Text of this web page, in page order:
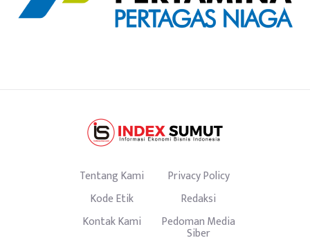
Tentang Kami
Privacy Policy
Kode Etik
Redaksi
Kontak Kami
Pedoman Media
Siber